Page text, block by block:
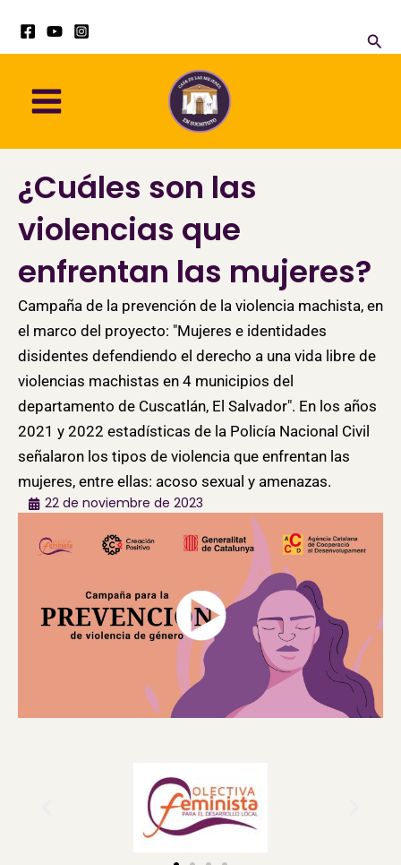
¿Cuáles son las
violencias que
enfrentan las mujeres?
Campaña de la prevención de la violencia machista, en
el marco del proyecto: "Mujeres e identidades
disidentes defendiendo el derecho a una vida libre de
violencias machistas en 4 municipios del
departamento de Cuscatlán, El Salvador". En los años
2021 y 2022 estadísticas de la Policía Nacional Civil
señalaron los tipos de violencia que enfrentan las
mujeres, entre ellas: acoso sexual y amenazas.
22 de noviembre de 2023